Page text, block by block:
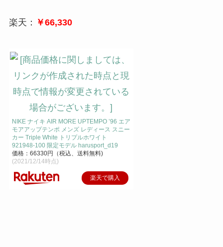
楽天： ￥66,330
NIKE ナイキ AIR MORE UPTEMPO ’96 エア
モアアップテンポ メンズ レディース スニー
カー Triple White トリプルホワイト
921948-100 限定モデル harusport_d19
価格：66330円（税込、送料無料)
(2021/12/14時点)
楽天で購入